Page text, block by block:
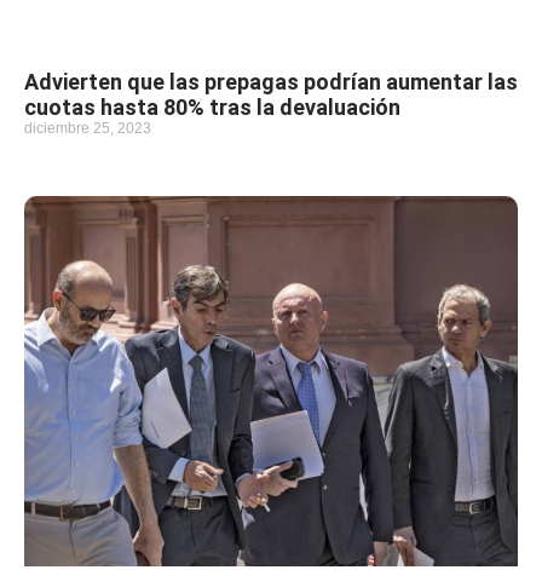
Advierten que las prepagas podrían aumentar las
cuotas hasta 80% tras la devaluación
diciembre 25, 2023